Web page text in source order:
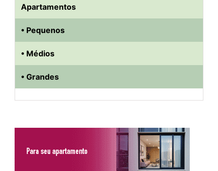
Apartamentos
• Pequenos
• Médios
• Grandes